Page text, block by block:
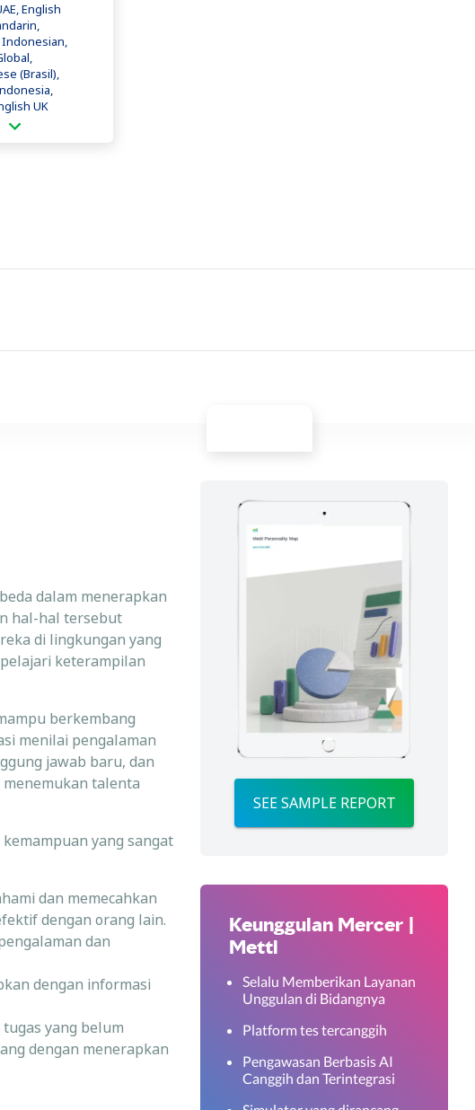
English
Indonesian,
(Brasil),
UK
dalam menerapkan
hal-hal tersebut
di lingkungan yang
keterampilan
berkembang
menilai pengalaman
jawab baru, dan
talenta
yang sangat
dan memecahkan
dengan orang lain.
dan
dengan informasi
yang belum
dengan menerapkan
SEE SAMPLE REPORT
Keunggulan Mercer |
Mettl
Selalu Memberikan Layanan
Unggulan di Bidangnya
Platform tes tercanggih
Pengawasan Berbasis AI
Canggih dan Terintegrasi